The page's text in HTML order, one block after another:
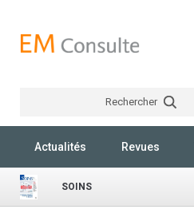
Rechercher
Actualités Revues
SOINS